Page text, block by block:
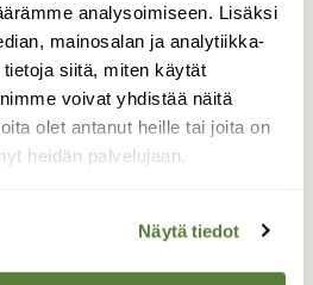
analysoimiseen. Lisäksi
mainosalan ja analytiikka-
siitä, miten käytät
voivat yhdistää näitä
olet antanut heille tai joita on
heidän palvelujaan.
Näytä tiedot
ylväs
jalohaikara askelsi